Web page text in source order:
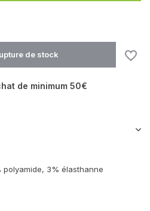
de stock
de minimum 50€
3% élasthanne